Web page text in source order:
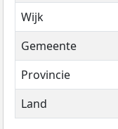
Wijk
Gemeente
Provincie
Land